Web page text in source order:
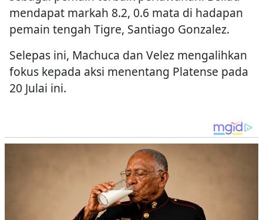
mendapat markah 8.2, 0.6 mata di hadapan
pemain tengah Tigre, Santiago Gonzalez.
Selepas ini, Machuca dan Velez mengalihkan
fokus kepada aksi menentang Platense pada
20 Julai ini.